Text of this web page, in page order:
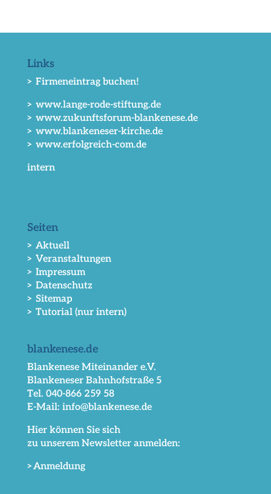
Links
> Firmeneintrag buchen!
> www.lange-rode-stiftung.de
> www.zukunftsforum-blankenese.de
> www.blankeneser-kirche.de
> www.erfolgreich-com.de
intern
Seiten
> Aktuell
> Veranstaltungen
> Impressum
> Datenschutz
> Sitemap
> Tutorial (nur intern)
blankenese.de
Blankenese Miteinander e.V.
Blankeneser Bahnhofstraße 5
Tel. 040-866 259 58
E-Mail: info@blankenese.de
Hier können Sie sich
zu unserem Newsletter anmelden:
>Anmeldung